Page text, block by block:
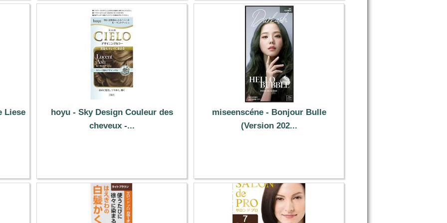
Liese
hoyu - Sky Design Couleur des
cheveux -...
miseenscéne - Bonjour Bulle
(Version 202...